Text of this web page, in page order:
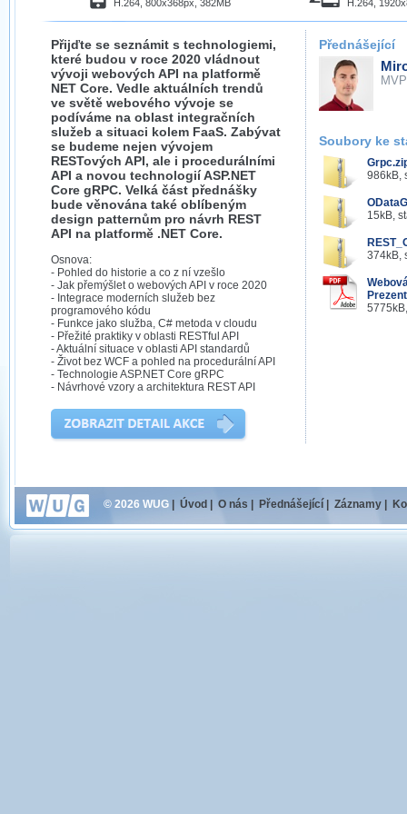
H.264, 800x368px, 382MB H.264,
Přijďte se seznámit s technologiemi,
které budou v roce 2020 vládnout
vývoji webových API na platformě
NET Core. Vedle aktuálních trendů
ve světě webového vývoje se
podíváme na oblast integračních
služeb a situaci kolem FaaS. Zabývat
se budeme nejen vývojem
RESTových API, ale i procedurálními
API a novou technologií ASP.NET
Core gRPC. Velká část přednášky
bude věnována také oblíbeným
design patternům pro návrh REST
API na platformě .NET Core.
Osnova:
- Pohled do historie a co z ní vzešlo
- Jak přemýšlet o webových API v roce 2020
- Integrace moderních služeb bez
programového kódu
- Funkce jako služba, C# metoda v cloudu
- Přežité praktiky v oblasti RESTful API
- Aktuální situace v oblasti API standardů
- Život bez WCF a pohled na procedurální API
- Technologie ASP.NET Core gRPC
- Návrhové vzory a architektura REST API
Přednášející
MVP
Soubory ke
986kB,
15kB,
374kB,
© 2026 WUG Úvod O nás Přednášející Záznamy